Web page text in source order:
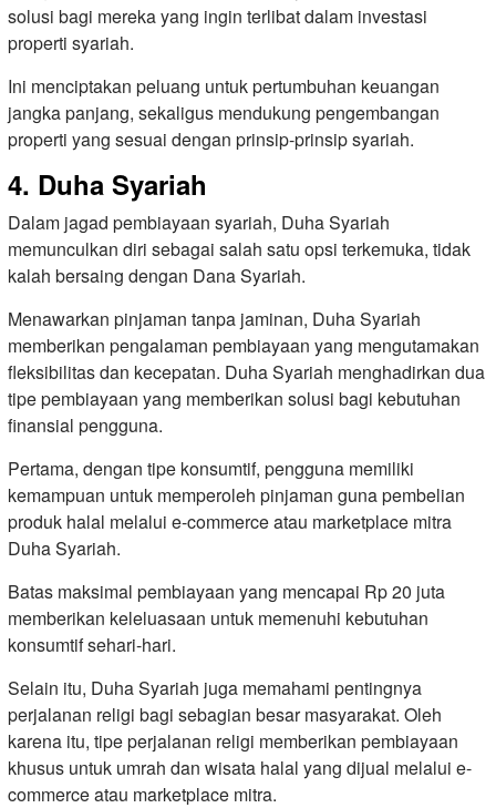
solusi bagi mereka yang ingin terlibat dalam investasi
properti syariah.
Ini menciptakan peluang untuk pertumbuhan keuangan
jangka panjang, sekaligus mendukung pengembangan
properti yang sesuai dengan prinsip-prinsip syariah.
4. Duha Syariah
Dalam jagad pembiayaan syariah, Duha Syariah
memunculkan diri sebagai salah satu opsi terkemuka, tidak
kalah bersaing dengan Dana Syariah.
Menawarkan pinjaman tanpa jaminan, Duha Syariah
memberikan pengalaman pembiayaan yang mengutamakan
fleksibilitas dan kecepatan. Duha Syariah menghadirkan dua
tipe pembiayaan yang memberikan solusi bagi kebutuhan
finansial pengguna.
Pertama, dengan tipe konsumtif, pengguna memiliki
kemampuan untuk memperoleh pinjaman guna pembelian
produk halal melalui e-commerce atau marketplace mitra
Duha Syariah.
Batas maksimal pembiayaan yang mencapai Rp 20 juta
memberikan keleluasaan untuk memenuhi kebutuhan
konsumtif sehari-hari.
Selain itu, Duha Syariah juga memahami pentingnya
perjalanan religi bagi sebagian besar masyarakat. Oleh
karena itu, tipe perjalanan religi memberikan pembiayaan
khusus untuk umrah dan wisata halal yang dijual melalui e-
commerce atau marketplace mitra.